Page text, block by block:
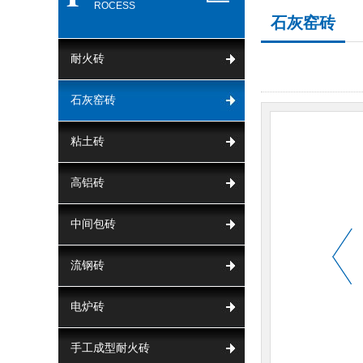
ROCESS
耐火砖
石灰窑砖
粘土砖
高铝砖
中间包砖
流钢砖
电炉砖
手工成型耐火砖
石灰窑砖